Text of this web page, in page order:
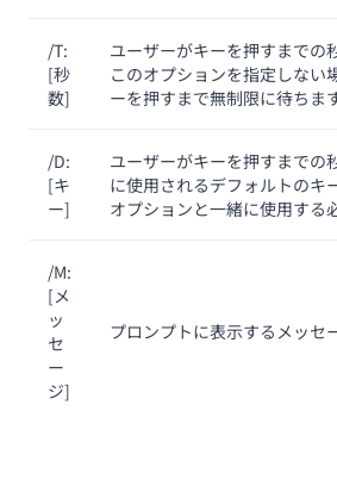
/T:
[秒
数]
ユーザーがキーを押すまでの
このオプションを指定しない
ーを押すまで無制限に待ちます
/D:
[キ
ー]
ユーザーがキーを押すまでの
に使用されるデフォルトのキ
オプションと一緒に使用する
/M:
[メ
ッ
セ
ー
ジ]
プロンプトに表示するメッセ